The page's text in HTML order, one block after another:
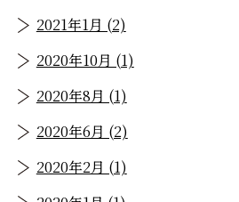
2021年1月 (2)
2020年10月 (1)
2020年8月 (1)
2020年6月 (2)
2020年2月 (1)